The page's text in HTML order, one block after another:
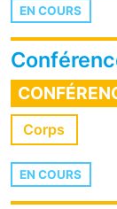
EN COURS
Corps
EN COURS